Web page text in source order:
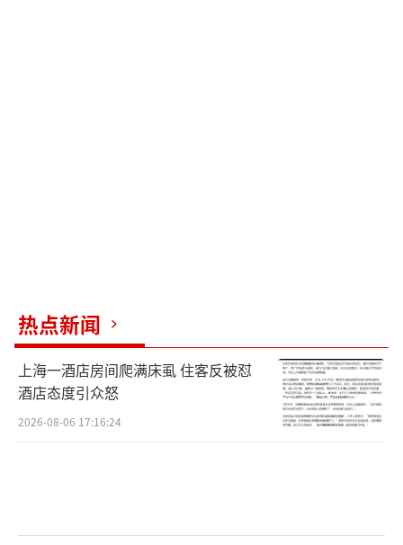
热点新闻
上海一酒店房间爬满床虱 住客反被怼
酒店态度引众怒
2026-08-06 17:16:24